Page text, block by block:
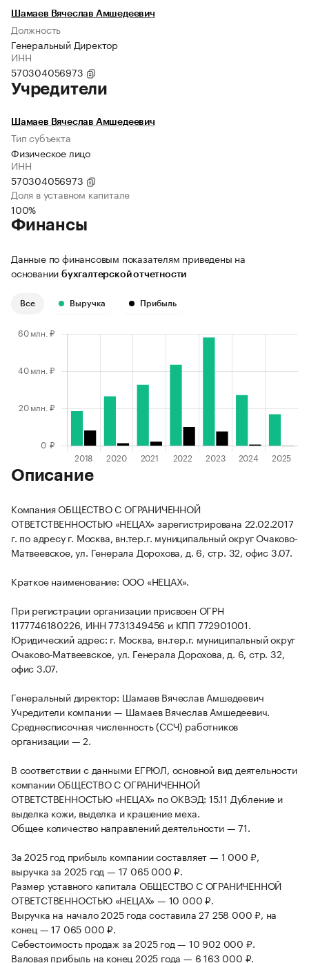
Шамаев Вячеслав Амшедеевич
Должность
Генеральный Директор
ИНН
570304056973
Учредители
Шамаев Вячеслав Амшедеевич
Тип субъекта
Физическое лицо
ИНН
570304056973
Доля в уставном капитале
100%
Финансы
Данные по финансовым показателям приведены на
основании бухгалтерской отчетности
Все Выручка Прибыль
Описание
Компания ОБЩЕСТВО С ОГРАНИЧЕННОЙ
ОТВЕТСТВЕННОСТЬЮ «НЕЦАХ» зарегистрирована 22.02.2017
г. по адресу г. Москва, вн.тер.г. муниципальный округ Очаково-
Матвеевское, ул. Генерала Дорохова, д. 6, стр. 32, офис 3.07.
Краткое наименование: ООО «НЕЦАХ».
При регистрации организации присвоен ОГРН
1177746180226, ИНН 7731349456 и КПП 772901001.
Юридический адрес: г. Москва, вн.тер.г. муниципальный округ
Очаково-Матвеевское, ул. Генерала Дорохова, д. 6, стр. 32,
офис 3.07.
Генеральный директор: Шамаев Вячеслав Амшедеевич
Учредители компании — Шамаев Вячеслав Амшедеевич.
Среднесписочная численность (ССЧ) работников
организации — 2.
В соответствии с данными ЕГРЮЛ, основной вид деятельности
компании ОБЩЕСТВО С ОГРАНИЧЕННОЙ
ОТВЕТСТВЕННОСТЬЮ «НЕЦАХ» по ОКВЭД: 15.11 Дубление и
выделка кожи, выделка и крашение меха.
Общее количество направлений деятельности — 71.
За 2025 год прибыль компании составляет — 1 000 ₽,
выручка за 2025 год — 17 065 000 ₽.
Размер уставного капитала ОБЩЕСТВО С ОГРАНИЧЕННОЙ
ОТВЕТСТВЕННОСТЬЮ «НЕЦАХ» — 10 000 ₽.
Выручка на начало 2025 года составила 27 258 000 ₽, на
конец — 17 065 000 ₽.
Себестоимость продаж за 2025 год — 10 902 000 ₽.
Валовая прибыль на конец 2025 года — 6 163 000 ₽.